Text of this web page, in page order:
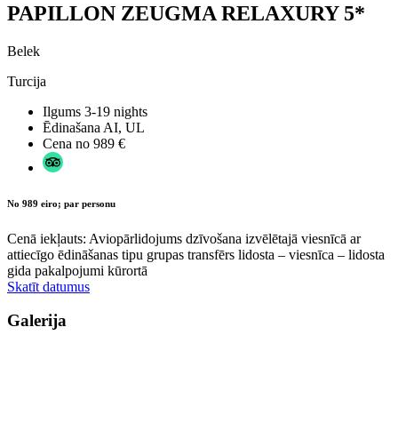
PAPILLON ZEUGMA RELAXURY 5*
Belek
Turcija
Ilgums 3-19 nights
Ēdinašana AI, UL
Cena no 989 €
No 989 eiro; par personu
Cenā iekļauts: Aviopārlidojums dzīvošana izvēlētajā viesnīcā ar
attiecīgo ēdināšanas tipu grupas transfērs lidosta – viesnīca – lidosta
gida pakalpojumi kūrortā
Skatīt datumus
Galerija